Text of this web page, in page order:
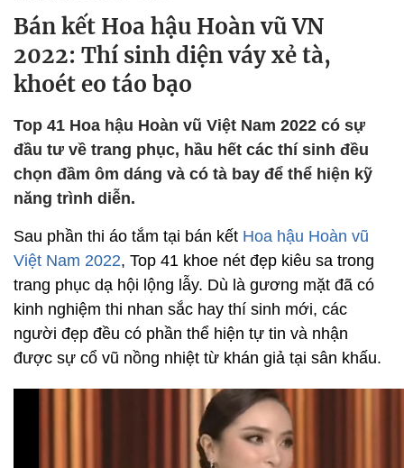
Bán kết Hoa hậu Hoàn vũ VN
2022: Thí sinh diện váy xẻ tà,
khoét eo táo bạo
Top 41 Hoa hậu Hoàn vũ Việt Nam 2022 có sự
đầu tư về trang phục, hầu hết các thí sinh đều
chọn đầm ôm dáng và có tà bay để thể hiện kỹ
năng trình diễn.
Sau phần thi áo tắm tại bán kết Hoa hậu Hoàn vũ
Việt Nam 2022, Top 41 khoe nét đẹp kiêu sa trong
trang phục dạ hội lộng lẫy. Dù là gương mặt đã có
kinh nghiệm thi nhan sắc hay thí sinh mới, các
người đẹp đều có phần thể hiện tự tin và nhận
được sự cổ vũ nồng nhiệt từ khán giả tại sân khấu.